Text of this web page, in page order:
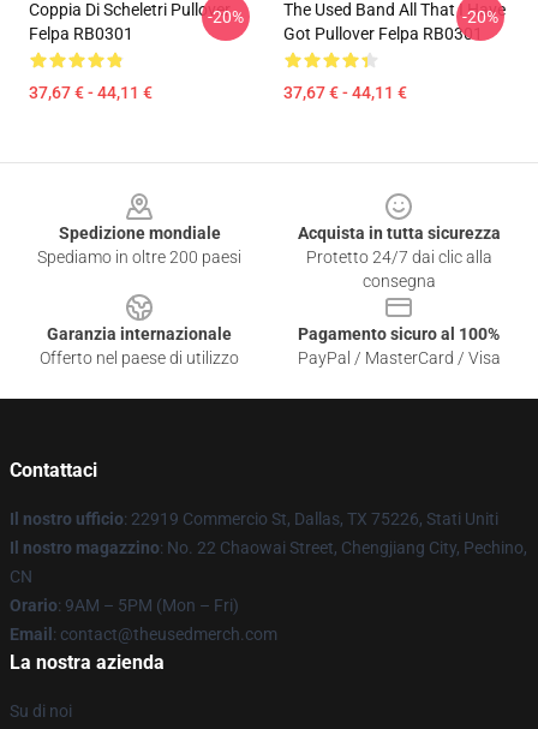
Coppia Di Scheletri Pullover
Felpa RB0301
37,67 € - 44,11 €
-20%
The Used Band All That I Have
Got Pullover Felpa RB0301
37,67 € - 44,11 €
-20%
Spedizione mondiale
Spediamo in oltre 200 paesi
Acquista in tutta sicurezza
Protetto 24/7 dai clic alla
consegna
Garanzia internazionale
Offerto nel paese di utilizzo
Pagamento sicuro al 100%
PayPal / MasterCard / Visa
Contattaci
Il nostro ufficio: 22919 Commercio St, Dallas, TX 75226, Stati Uniti
Il nostro magazzino: No. 22 Chaowai Street, Chengjiang City, Pechino,
CN
Orario: 9AM – 5PM (Mon – Fri)
Email : contact@theusedmerch.com
La nostra azienda
Su di noi